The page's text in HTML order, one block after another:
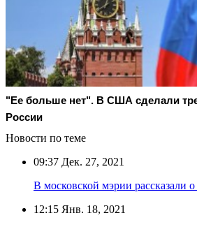
"Ее больше нет". В США сделали
России
Новости по теме
09:37 Дек. 27, 2021
В московской мэрии рассказали
12:15 Янв. 18, 2021